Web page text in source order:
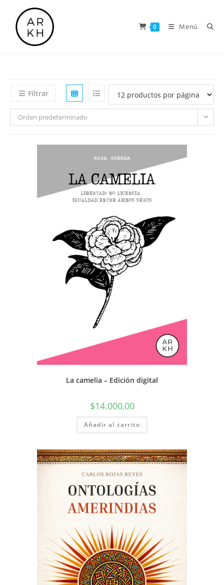
contenido
0 Menú
Filtrar
Orden predeterminado
La camelia – Edición digital
$14.000,00
Añadir al carrito